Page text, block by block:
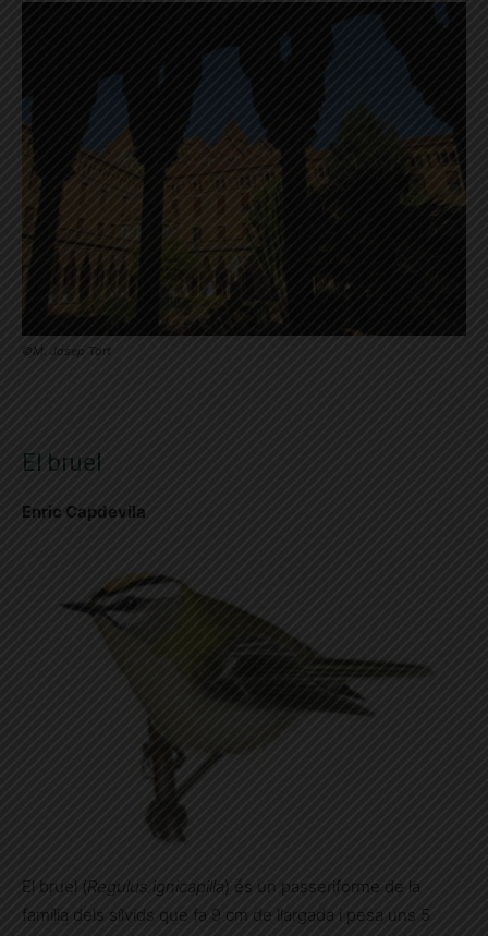
©M. Josep Tort
El bruel
Enric Capdevila
El bruel (Regulus ignicapilla) és un passeriforme de la
família dels sílvids que fa 9 cm de llargada i pesa uns 5